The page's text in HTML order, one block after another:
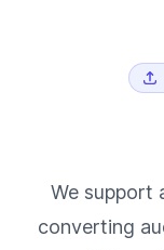
We support
converting